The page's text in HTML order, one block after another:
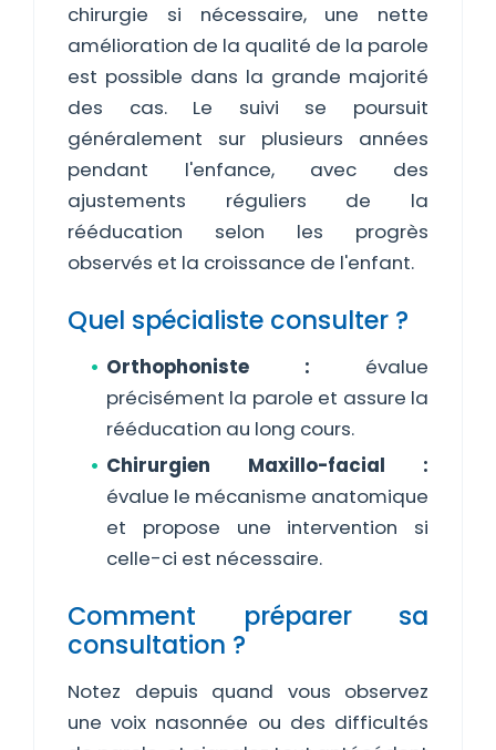
chirurgie si nécessaire, une nette
amélioration de la qualité de la parole
est possible dans la grande majorité
des cas. Le suivi se poursuit
généralement sur plusieurs années
pendant l'enfance, avec des
ajustements réguliers de la
rééducation selon les progrès
observés et la croissance de l'enfant.
Quel spécialiste consulter ?
Orthophoniste : évalue
précisément la parole et assure la
rééducation au long cours.
Chirurgien Maxillo-facial :
évalue le mécanisme anatomique
et propose une intervention si
celle-ci est nécessaire.
Comment préparer sa
consultation ?
Notez depuis quand vous observez
une voix nasonnée ou des difficultés